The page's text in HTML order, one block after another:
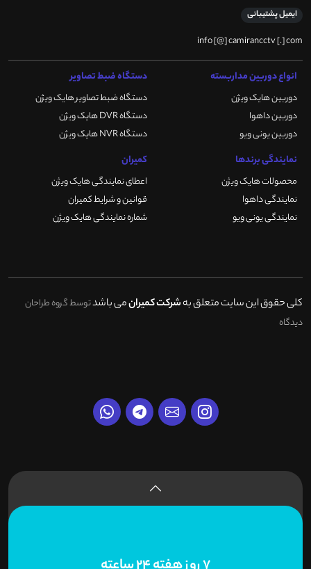
ایمیل پشتیبانی
info [@] camirancctv [.] com
انواع دوربین مداربسته
دوربین هایک ویژن
دوربین داهوا
دوربین یونی ویو
دستگاه ضبط تصاویر
دستگاه ضبط تصاویر هایک ویژن
دستگاه DVR هایک ویژن
دستگاه NVR هایک ویژن
نمایندگی برندها
محصولات هایک ویژن
نمایندگی داهوا
نمایندگی یونی ویو
کمیران
اعطای نمایندگی هایک ویژن
قوانین و شرایط کمیران
شماره نمایندگی هایک ویژن
کلی حقوق این سایت متعلق بهشرکت کمیرانمی باشدتوسط گروه طراحان
دیدگاه